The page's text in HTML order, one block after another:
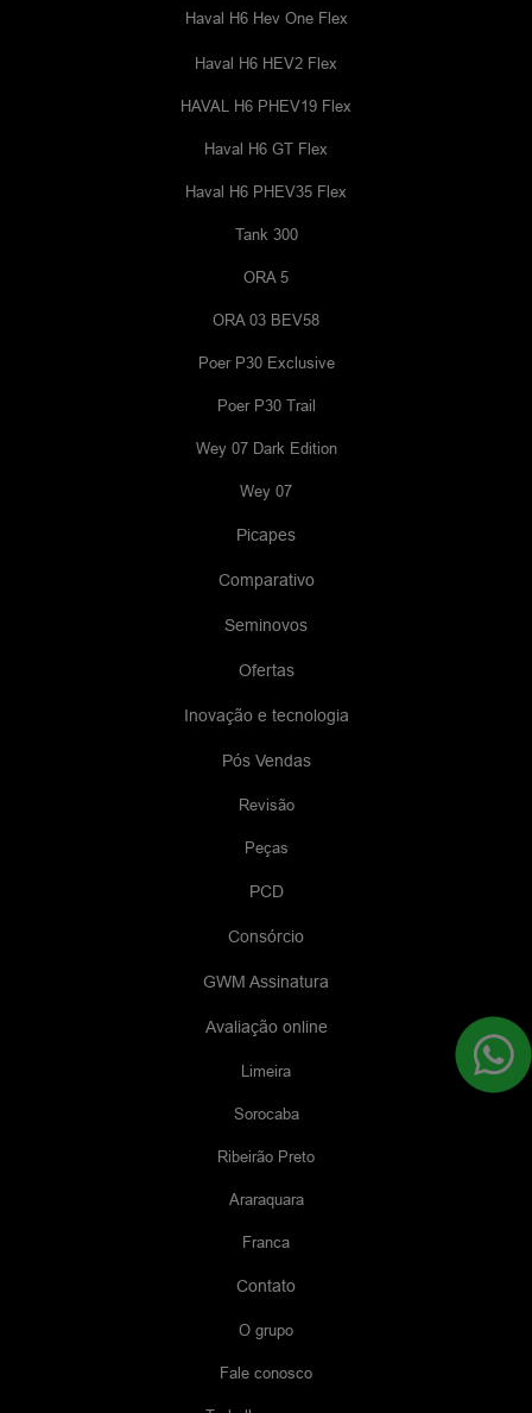
Haval H6 Hev One Flex
Haval H6 HEV2 Flex
HAVAL H6 PHEV19 Flex
Haval H6 GT Flex
Haval H6 PHEV35 Flex
Tank 300
ORA 5
ORA 03 BEV58
Poer P30 Exclusive
Poer P30 Trail
Wey 07 Dark Edition
Wey 07
Picapes
Comparativo
Seminovos
Ofertas
Inovação e tecnologia
Pós Vendas
Revisão
Peças
PCD
Consórcio
GWM Assinatura
Avaliação online
Limeira
Sorocaba
Ribeirão Preto
Araraquara
Franca
Contato
O grupo
Fale conosco